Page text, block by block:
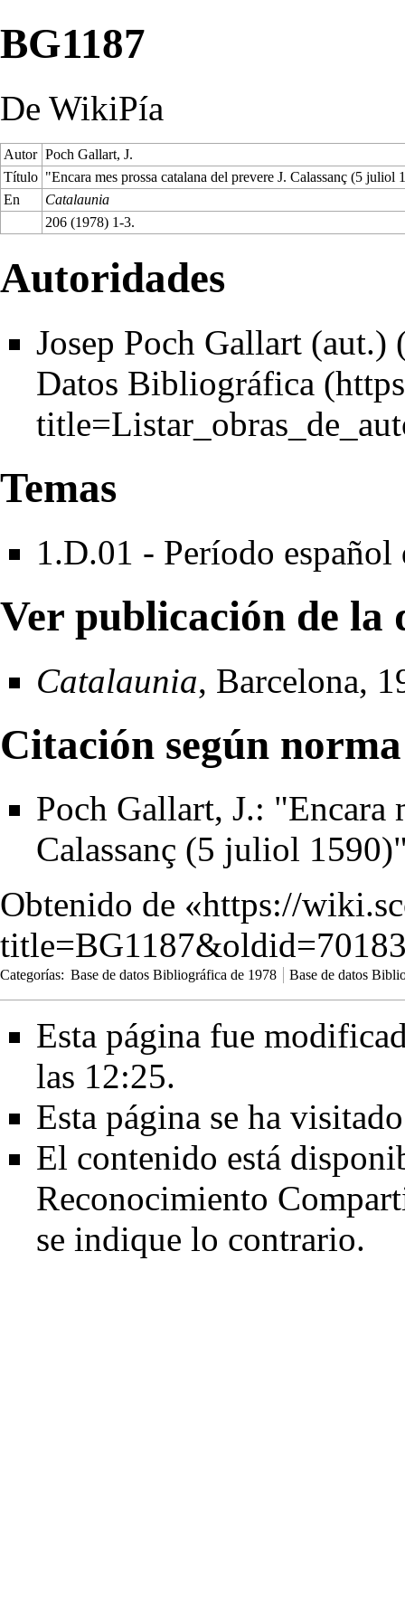
BG1187
De WikiPía
Autor Poch Gallart, J.
Título "Encara mes prossa catalana del prevere J. Calassanç (5 juliol
En
Catalaunia
206 (1978) 1-3.
Autoridades
Josep Poch Gallart (aut.)
Datos Bibliográfica
Temas
1.D.01 - Período español
Ver publicación de la
Catalaunia, Barcelona,
Citación según
Poch Gallart, J.: "Encara
Calassanç (5 juliol
Obtenido de «https://
Categorías: Base de datos Bibliográfica de 1978 Base de datos
Esta página fue
las 12:25.
Esta página se ha
El contenido está
Reconocimiento
se indique lo contrario.